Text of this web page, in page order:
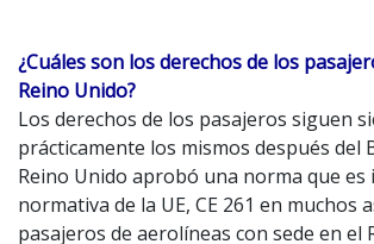
¿Cuáles son los derechos de los
Reino Unido?
Los derechos de los pasajeros siguen
prácticamente los mismos después del
Reino Unido aprobó una norma que es
normativa de la UE, CE 261 en muchos
pasajeros de aerolíneas con sede en el